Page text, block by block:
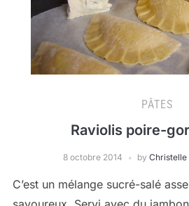
PÂTES
Raviolis poire-
8 octobre 2014 by Christelle
C’est un mélange sucré-salé